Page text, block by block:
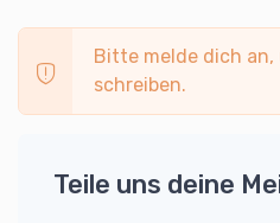
Bitte melde dich
schreiben.
Teile uns deine